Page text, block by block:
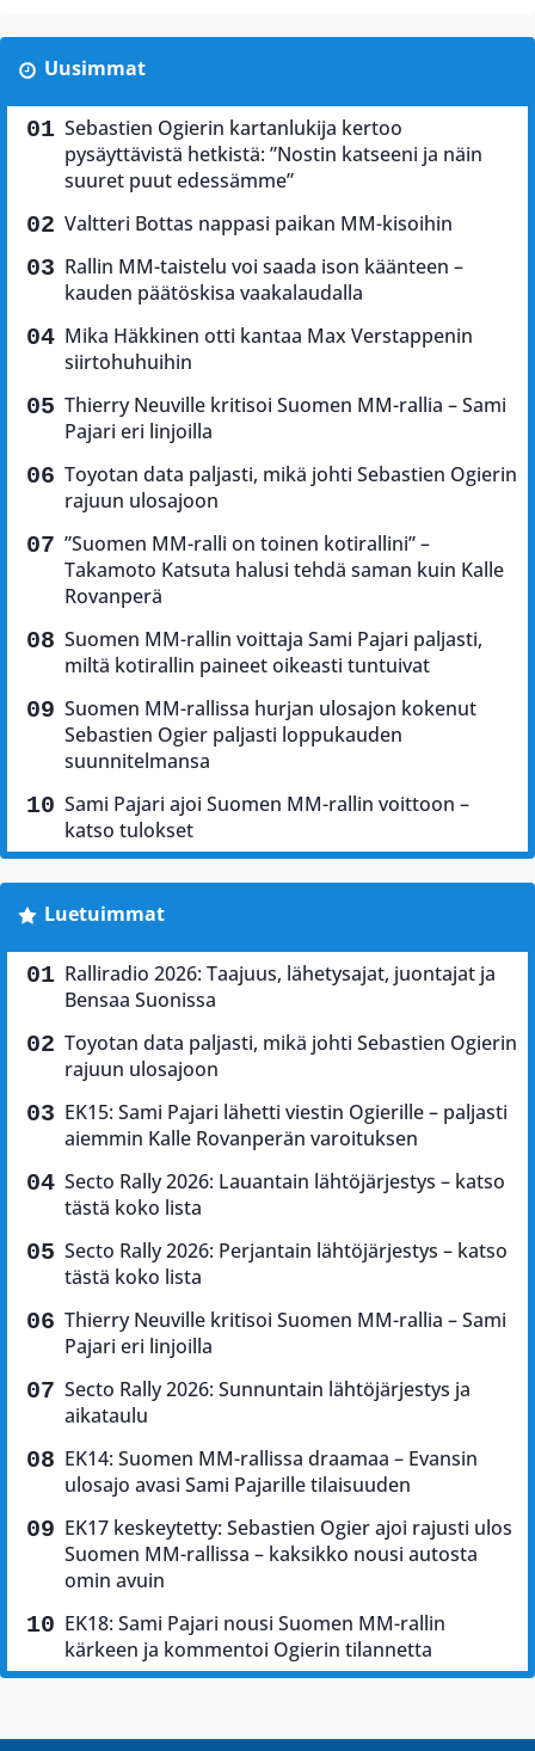
Uusimmat
Sebastien Ogierin kartanlukija kertoo
pysäyttävistä hetkistä: ”Nostin katseeni ja näin
suuret puut edessämme”
Valtteri Bottas nappasi paikan MM-kisoihin
Rallin MM-taistelu voi saada ison käänteen –
kauden päätöskisa vaakalaudalla
Mika Häkkinen otti kantaa Max Verstappenin
siirtohuhuihin
Thierry Neuville kritisoi Suomen MM-rallia – Sami
Pajari eri linjoilla
Toyotan data paljasti, mikä johti Sebastien Ogierin
rajuun ulosajoon
”Suomen MM-ralli on toinen kotirallini” –
Takamoto Katsuta halusi tehdä saman kuin Kalle
Rovanperä
Suomen MM-rallin voittaja Sami Pajari paljasti,
miltä kotirallin paineet oikeasti tuntuivat
Suomen MM-rallissa hurjan ulosajon kokenut
Sebastien Ogier paljasti loppukauden
suunnitelmansa
Sami Pajari ajoi Suomen MM-rallin voittoon –
katso tulokset
Luetuimmat
Ralliradio 2026: Taajuus, lähetysajat, juontajat ja
Bensaa Suonissa
Toyotan data paljasti, mikä johti Sebastien Ogierin
rajuun ulosajoon
EK15: Sami Pajari lähetti viestin Ogierille – paljasti
aiemmin Kalle Rovanperän varoituksen
Secto Rally 2026: Lauantain lähtöjärjestys – katso
tästä koko lista
Secto Rally 2026: Perjantain lähtöjärjestys – katso
tästä koko lista
Thierry Neuville kritisoi Suomen MM-rallia – Sami
Pajari eri linjoilla
Secto Rally 2026: Sunnuntain lähtöjärjestys ja
aikataulu
EK14: Suomen MM-rallissa draamaa – Evansin
ulosajo avasi Sami Pajarille tilaisuuden
EK17 keskeytetty: Sebastien Ogier ajoi rajusti ulos
Suomen MM-rallissa – kaksikko nousi autosta
omin avuin
EK18: Sami Pajari nousi Suomen MM-rallin
kärkeen ja kommentoi Ogierin tilannetta